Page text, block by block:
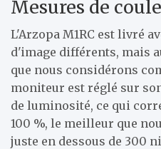
Mesures de
L'Arzopa M1RC est livré
d'image différents, mais
que nous considérons
moniteur est réglé sur
de luminosité, ce qui
100 %, le meilleur que
juste en dessous de 300